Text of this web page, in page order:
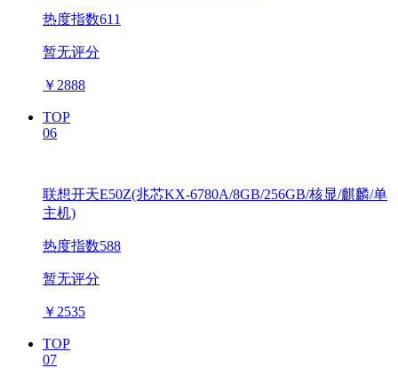
热度指数611
暂无评分
￥ 2888
TOP
06
联想开天E50Z(兆芯KX-6780A/8GB/256GB/核显/麒麟/单
主机)
热度指数588
暂无评分
￥ 2535
TOP
07